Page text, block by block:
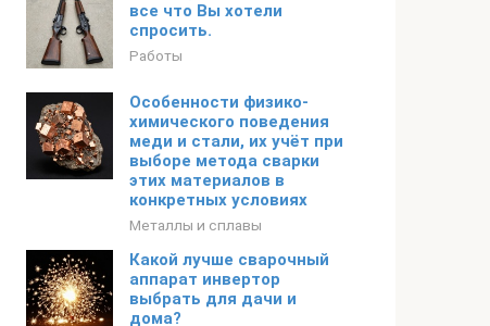
все что Вы хотели
спросить.
Работы
Особенности физико-
химического поведения
меди и стали, их учёт при
выборе метода сварки
этих материалов в
конкретных условиях
Металлы и сплавы
Какой лучше сварочный
аппарат инвертор
выбрать для дачи и
дома?